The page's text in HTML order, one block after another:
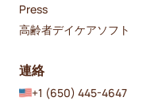
Press
高齢者デイケアソフト
連絡
+1 (650) 445-4647